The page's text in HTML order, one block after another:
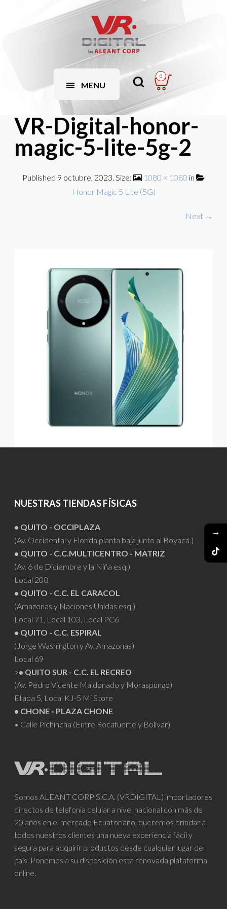
MENU
0
VR-Digital-honor-
magic-5-lite-5g-2
Published 9 octubre, 2023. Size: 1080 × 1080 in
Honor Magic 5 Lite (5G)
Next →
NUESTRAS TIENDAS FÍSICAS
• QUITO - OCCIPLAZA
(Av. Occidental y Florida planta baja junto al Boyacá.)
• QUITO - C.C.MULTICENTRO - MATRIZ
(Av. 6 de Diciembre y la Niña esq.)
Local 208
• QUITO - C.C. EL CARACOL
(Amazonas y Naciones Unidas esq.)
Local 71, Local 103, Local PC6
• QUITO - C.C. ESPIRAL
(Jorge Washington y Av. Amazonas)
Local 69
>• QUITO SUR - C.C. EL RECREO
(Av. Pedro Vicente Maldonado y Moraspungo)
Etapa 5, Local KJ-5 Mi Store
• CHONE - PLAZA CHONE
• Calle Pichincha (Entre Rocafuerte y Bolívar)
Somos ALEANT CORP S.C.A. (VRDIGITAL) importadores
directos de telefonía celular a nivel nacional con más de
20 años en el mercado Ecuatoriano, queremos brindar a
todos nuestros clientes una nueva experiencia fácil y
segura para adquirir productos desde cualquier lugar del
país. Ponemos a su disposición esta renovada plataforma
online.
→